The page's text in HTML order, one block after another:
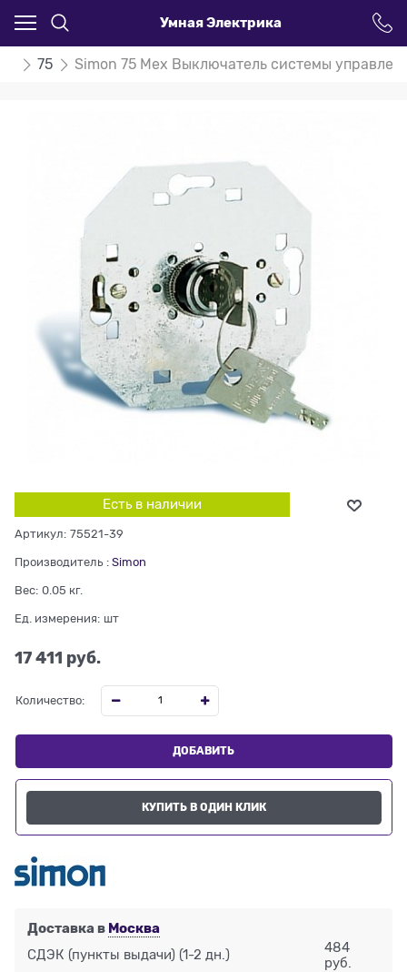
Умная Электрика
75 Simon 75 Мех Выключатель системы
Есть в наличии
Артикул: 75521-39
Производитель : Simon
Вес: 0.05 кг.
Ед. измерения: шт
17 411 руб.
Количество:
ДОБАВИТЬ
КУПИТЬ В ОДИН КЛИК
Доставка в Москва
СДЭК (пункты выдачи) (1-2 дн.)
484
руб.